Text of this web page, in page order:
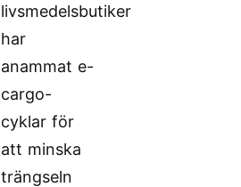
livsmedelsbutiker
har
anammat e-
cargo-
cyklar för
att minska
trängseln